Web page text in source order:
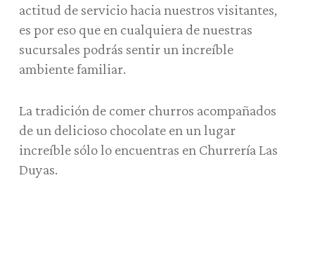
actitud de servicio hacia nuestros visitantes,
es por eso que en cualquiera de nuestras
sucursales podrás sentir un increíble
ambiente familiar.
La tradición de comer churros acompañados
de un delicioso chocolate en un lugar
increíble sólo lo encuentras en Churrería Las
Duyas.